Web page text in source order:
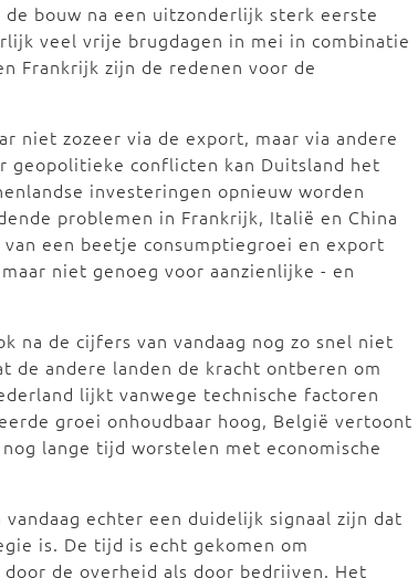
bouw na een uitzonderlijk sterk eerste
veel vrije brugdagen in mei in combinatie
Frankrijk zijn de redenen voor de
niet zozeer via de export, maar via andere
geopolitieke conflicten kan Duitsland het
investeringen opnieuw worden
problemen in Frankrijk, Italië en China
een beetje consumptiegroei en export
niet genoeg voor aanzienlijke - en
na de cijfers van vandaag nog zo snel niet
de andere landen de kracht ontberen om
lijkt vanwege technische factoren
groei onhoudbaar hoog, België vertoont
lange tijd worstelen met economische
echter een duidelijk signaal zijn dat
is. De tijd is echt gekomen om
de overheid als door bedrijven. Het